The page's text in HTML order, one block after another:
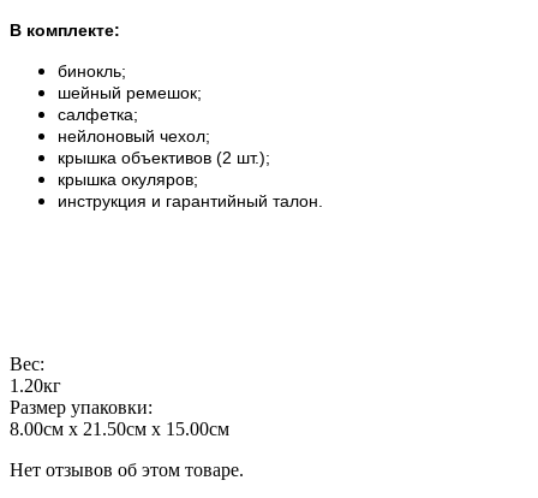
В комплекте:
бинокль;
шейный ремешок;
салфетка;
нейлоновый чехол;
крышка объективов (2 шт.);
крышка окуляров;
инструкция и гарантийный талон.
Вес:
1.20кг
Размер упаковки:
8.00см x 21.50см x 15.00см
Нет отзывов об этом товаре.